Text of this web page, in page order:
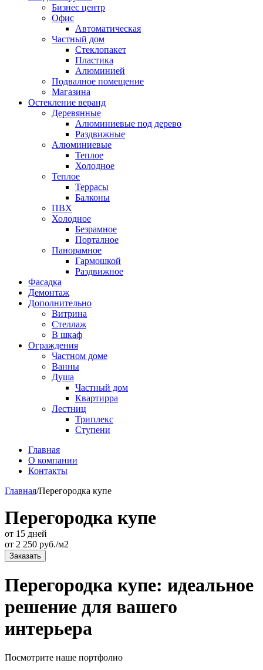
Бизнес центр
Офис
Автоматическая
Частный дом
Стеклопакет
Пластика
Алюминией
Подвалное помещение
Магазина
Остекление веранд
Деревянные
Алюминиевые под дерево
Раздвижные
Алюминиевые
Теплое
Холодное
Теплое
Террасы
Балконы
ПВХ
Холодное
Безрамное
Порталное
Панорамное
Гармошкой
Раздвижное
Фасадка
Демонтаж
Дополнительно
Витрина
Стеллаж
В шкаф
Ограждения
Частном доме
Ванны
Душа
Частный дом
Квартирра
Лестниц
Триплекс
Ступени
Главная
О компании
Контакты
Главная/Перегородка купе
Перегородка купе
от 15 дней
от 2 250 руб./м2
Заказать
Перегородка купе: идеальное
решение для вашего
интерьера
Посмотрите наше портфолио